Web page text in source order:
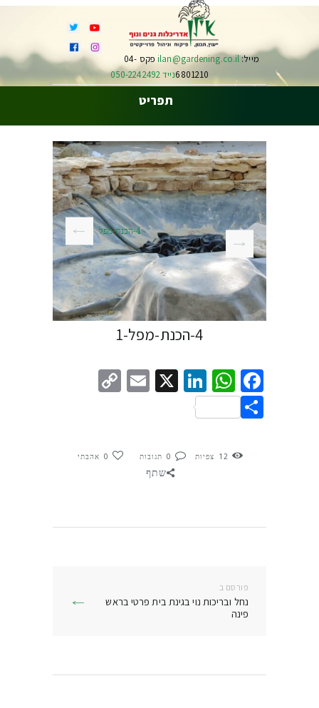
מייל:ilan@gardening.co.il
פקס 04-
6801210נייד 050-2242492
תפריט
4-הכנת-מפל
4-הכנת-מפל-1
Facebook
WhatsApp
LinkedIn
X
Email
Share
12 צפיות 0 תגובות 0 אהבתי
שתף
פורסם ב
בפוסט:
נחל ובריכות נוי בגינת בית פרטי בראש
פינה